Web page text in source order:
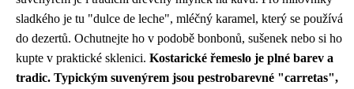
sladkého je tu "dulce de leche", mléčný karamel, který se používá
do dezertů. Ochutnejte ho v podobě bonbonů, sušenek nebo si ho
kupte v praktické sklenici. Kostarické řemeslo je plné barev a
tradic. Typickým suvenýrem jsou pestrobarevné "carretas",